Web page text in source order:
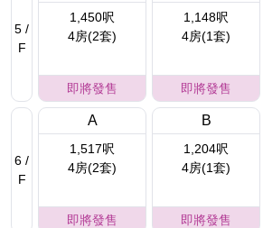
5 /
F
6 /
F
1,450呎
4房(2套)
即將發售
1,148呎
4房(1套)
即將發售
A
1,517呎
4房(2套)
即將發售
B
1,204呎
4房(1套)
即將發售